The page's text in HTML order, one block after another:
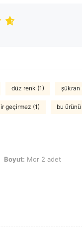
düz renk (1) şükran
geçirmez (1) bu ürünü
Mor 2 adet
Boyut: Mor 2 adet